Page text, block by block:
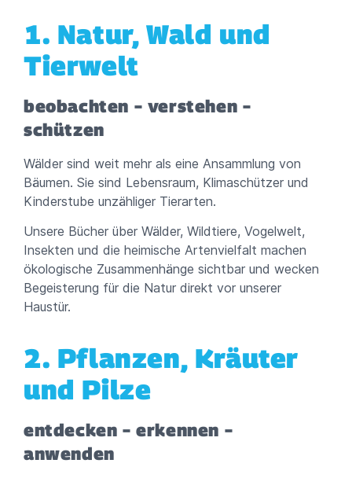
1. Natur, Wald und
Tierwelt
beobachten – verstehen –
schützen
Wälder sind weit mehr als eine Ansammlung von
Bäumen. Sie sind Lebensraum, Klimaschützer und
Kinderstube unzähliger Tierarten.
Unsere Bücher über Wälder, Wildtiere, Vogelwelt,
Insekten und die heimische Artenvielfalt machen
ökologische Zusammenhänge sichtbar und wecken
Begeisterung für die Natur direkt vor unserer
Haustür.
2. Pflanzen, Kräuter
und Pilze
entdecken – erkennen –
anwenden